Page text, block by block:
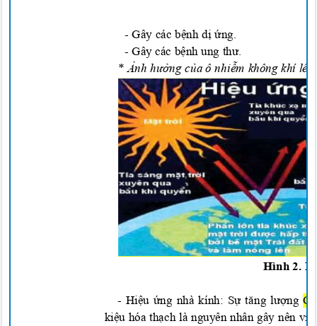
-Gây các bệnh dị ứng.
-Gây các bệnh ung thư.
*Ảnh hưởng của ô nhiễm không khí
Hình 2.
-Hiệu ứng nhàkính: Sự tăng lượng
kiệu hóa thạch là nguyên nhân gây nên